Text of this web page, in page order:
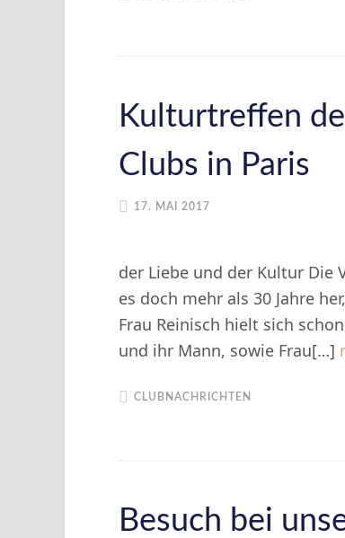
Kulturtreffen
Clubs in Paris
17. MAI 2017
der Liebe und der Kultur Die
es doch mehr als 30 Jahre
Frau Reinisch hielt sich
und ihr Mann, sowie Frau[…]
CLUBNACHRICHTEN
Besuch bei